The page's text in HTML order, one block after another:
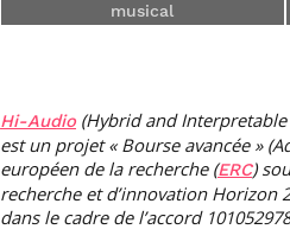
musical
Hi-Audio (Hybrid and
est un projet « Bourse avancée »
européen de la recherche (ERC)
recherche et d’innovation Horizon
dans le cadre de l’accord